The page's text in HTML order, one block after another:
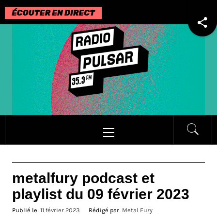
Passer
au
contenu
principal
metalfury podcast et
playlist du 09 février 2023
Publié le 11 février 2023 Rédigé par Metal Fury